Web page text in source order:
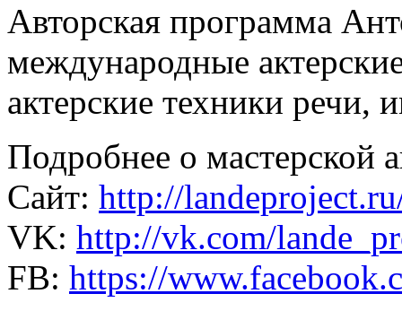
Авторская программа
международные
актерские техники речи,
Подробнее о мастерской
Сайт: http://
VK: http://vk.com/
FB: https://